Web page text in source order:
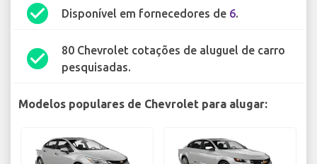
check_circle Disponível em fornecedores de 6.
check_circle
80 Chevrolet cotações de aluguel de carro
pesquisadas.
Modelos populares de Chevrolet para alugar: